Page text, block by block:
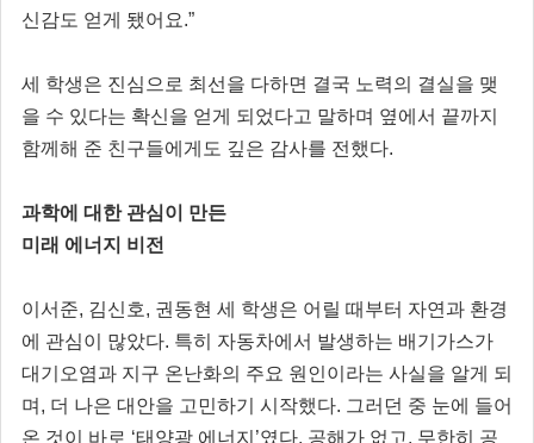
신감도 얻게 됐어요.”
세 학생은 진심으로 최선을 다하면 결국 노력의 결실을 맺
을 수 있다는 확신을 얻게 되었다고 말하며 옆에서 끝까지
함께해 준 친구들에게도 깊은 감사를 전했다.
과학에 대한 관심이 만든
미래 에너지 비전
이서준, 김신호, 권동현 세 학생은 어릴 때부터 자연과 환경
에 관심이 많았다. 특히 자동차에서 발생하는 배기가스가
대기오염과 지구 온난화의 주요 원인이라는 사실을 알게 되
며, 더 나은 대안을 고민하기 시작했다. 그러던 중 눈에 들어
온 것이 바로 ‘태양광 에너지’였다. 공해가 없고, 무한히 공